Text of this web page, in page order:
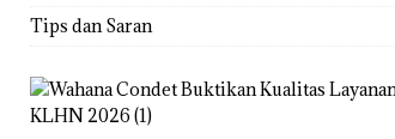
Tips dan Saran